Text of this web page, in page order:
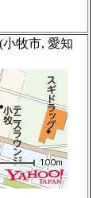
小牧市, 愛知